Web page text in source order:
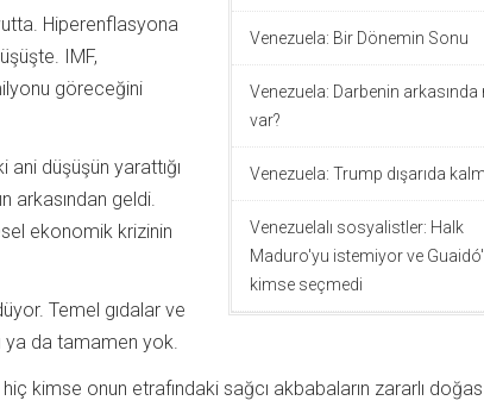
Venezuela: Bir Dönemin Sonu
Venezuela: Darbenin arkasında
var?
Venezuela: Trump dışarıda
Venezuelalı sosyalistler: Halk
Maduro'yu istemiyor ve
kimse seçmedi
Hiperenflasyona
IMF,
göreceğini
ani düşüşün yarattığı
arkasından geldi.
ekonomik krizinin
Temel gıdalar ve
ya da tamamen yok.
kimse onun etrafındaki sağcı akbabaların zararlı